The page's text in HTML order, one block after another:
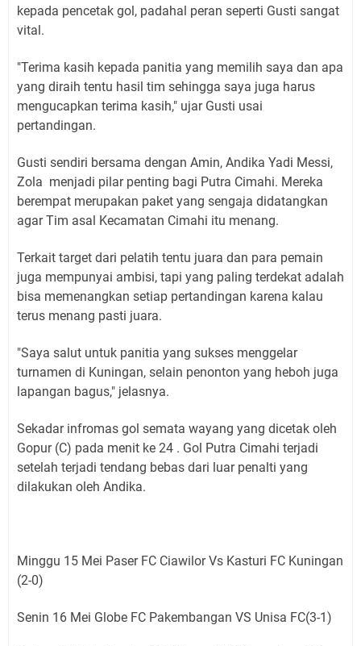
kepada pencetak gol, padahal peran seperti Gusti sangat
vital.
"Terima kasih kepada panitia yang memilih saya dan apa
yang diraih tentu hasil tim sehingga saya juga harus
mengucapkan terima kasih," ujar Gusti usai
pertandingan.
Gusti sendiri bersama dengan Amin, Andika Yadi Messi,
Zola menjadi pilar penting bagi Putra Cimahi. Mereka
berempat merupakan paket yang sengaja didatangkan
agar Tim asal Kecamatan Cimahi itu menang.
Terkait target dari pelatih tentu juara dan para pemain
juga mempunyai ambisi, tapi yang paling terdekat adalah
bisa memenangkan setiap pertandingan karena kalau
terus menang pasti juara.
"Saya salut untuk panitia yang sukses menggelar
turnamen di Kuningan, selain penonton yang heboh juga
lapangan bagus," jelasnya.
Sekadar infromas gol semata wayang yang dicetak oleh
Gopur (C) pada menit ke 24 . Gol Putra Cimahi terjadi
setelah terjadi tendang bebas dari luar penalti yang
dilakukan oleh Andika.
Minggu 15 Mei Paser FC Ciawilor Vs Kasturi FC Kuningan
(2-0)
Senin 16 Mei Globe FC Pakembangan VS Unisa FC(3-1)